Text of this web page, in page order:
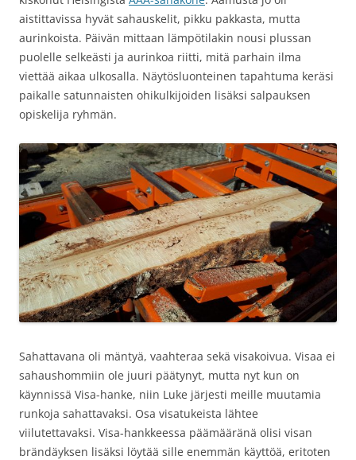
aistittavissa hyvät sahauskelit, pikku pakkasta, mutta
aurinkoista. Päivän mittaan lämpötilakin nousi plussan
puolelle selkeästi ja aurinkoa riitti, mitä parhain ilma
viettää aikaa ulkosalla. Näytösluonteinen tapahtuma keräsi
paikalle satunnaisten ohikulkijoiden lisäksi salpauksen
opiskelija ryhmän.
Sahattavana oli mäntyä, vaahteraa sekä visakoivua. Visaa ei
sahaushommiin ole juuri päätynyt, mutta nyt kun on
käynnissä Visa-hanke, niin Luke järjesti meille muutamia
runkoja sahattavaksi. Osa visatukeista lähtee
viilutettavaksi. Visa-hankkeessa päämääränä olisi visan
brändäyksen lisäksi löytää sille enemmän käyttöä, eritoten